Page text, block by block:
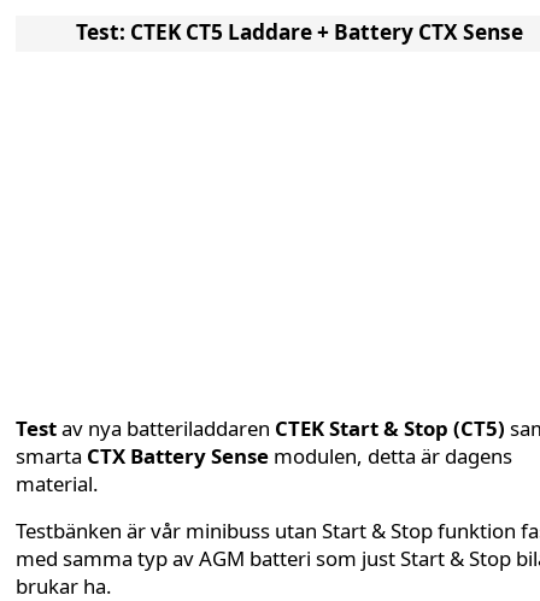
Test: CTEK CT5 Laddare + Battery CTX Sense
Testav nya batteriladdaren CTEK Start & Stop (CT5)
smarta CTX Battery Sense modulen, detta är dagens
material.
Testbänken är vår minibuss utan Start & Stop funktion
med samma typ av AGM batteri som just Start & Stop
brukar ha.